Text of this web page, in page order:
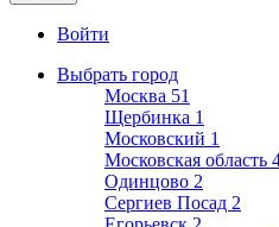
Войти
Выбрать город
Москва 51
Щербинка 1
Московский 1
Московская область
Одинцово 2
Сергиев Посад 2